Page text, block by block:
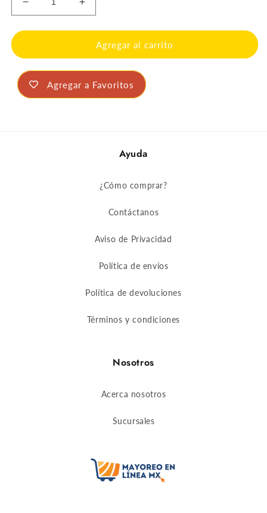
Reducir
cantidad
para
GAMESA
SALADITAS
504
GRS
Aumentar
cantidad
para
GALLETA
GAMESA
SALADITAS
504
Agregar al carrito
Agregar a Favoritos
Ayuda
¿Cómo comprar?
Contáctanos
Aviso de Privacidad
Política de envíos
Política de devoluciones
Términos y condiciones
Nosotros
Acerca nosotros
Sucursales